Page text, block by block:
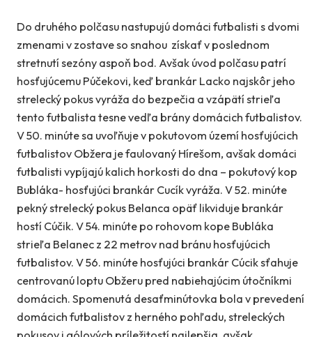
Do druhého polčasu nastupujú domáci futbalisti s dvomi
zmenami v zostave so snahou získať v poslednom
stretnutí sezóny aspoň bod. Avšak úvod polčasu patrí
hosťujúcemu Púčekovi, keď brankár Lacko najskôr jeho
strelecký pokus vyráža do bezpečia a vzápätí strieľa
tento futbalista tesne vedľa brány domácich futbalistov.
V 50. minúte sa uvoľňuje v pokutovom území hosťujúcich
futbalistov Obžera je faulovaný Hírešom, avšak domáci
futbalisti vypíjajú kalich horkosti do dna – pokutový kop
Bubláka- hosťujúci brankár Cucík vyráža. V 52. minúte
pekný strelecký pokus Belanca opäť likviduje brankár
hostí Cúčik. V 54. minúte po rohovom kope Bubláka
strieľa Belanec z 22 metrov nad bránu hosťujúcich
futbalistov. V 56. minúte hosťujúci brankár Cúcik sťahuje
centrovanú loptu Obžeru pred nabiehajúcim útočníkmi
domácich. Spomenutá desaťminútovka bola v prevedení
domácich futbalistov z herného pohľadu, streleckých